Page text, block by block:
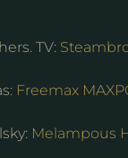
TV:
Freemax
Melampous